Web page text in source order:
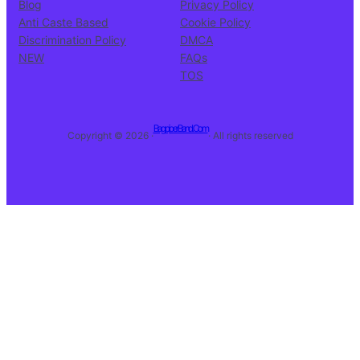
Blog
Anti Caste Based
Discrimination Policy
NEW
Privacy Policy
Cookie Policy
DMCA
FAQs
TOS
Copyright © 2026 ·
BagpiperBand.Com
· All rights reserved